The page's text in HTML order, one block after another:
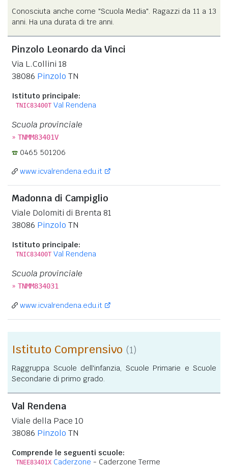
Conosciuta anche come "Scuola Media". Ragazzi da 11 a 13
anni. Ha una durata di tre anni.
Pinzolo Leonardo da Vinci
Via L.Collini 18
38086 Pinzolo TN
Istituto principale:
TNIC83400T Val Rendena
Scuola provinciale
» TNMM83401V
0465 501206
www.icvalrendena.edu.it
Madonna di Campiglio
Viale Dolomiti di Brenta 81
38086 Pinzolo TN
Istituto principale:
TNIC83400T Val Rendena
Scuola provinciale
» TNMM834031
www.icvalrendena.edu.it
Istituto Comprensivo (1)
Raggruppa Scuole dell'infanzia, Scuole Primarie e Scuole
Secondarie di primo grado.
Val Rendena
Viale della Pace 10
38086 Pinzolo TN
Comprende le seguenti scuole:
TNEE83401X Caderzone - Caderzone Terme